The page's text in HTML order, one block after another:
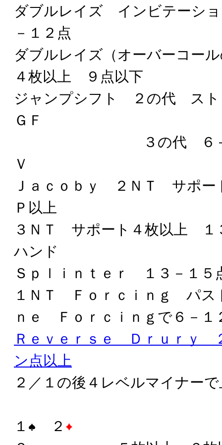
ダブルレイズ インビテーシ
－１２点
ダブルレイズ（オーバーコ
４枚以上 ９点以下
ジャンプシフト ２の代 ス
ＧＦ
３の代 ６＋ １
Ｖ
Ｊａｃｏｂｙ ２ＮＴ サポー
Ｐ以上
３ＮＴ サポート４枚以上
ハンド
Ｓｐｌｉｎｔｅｒ １３－１
１ＮＴ Ｆｏｒｃｉｎｇ パス
ｎｅ Ｆｏｒｃｉｎｇで６－１
Ｒｅｖｅｒｓｅ Ｄｒｕｒｙ
ン点以上
２／１の後４レベルマイナー
１
２